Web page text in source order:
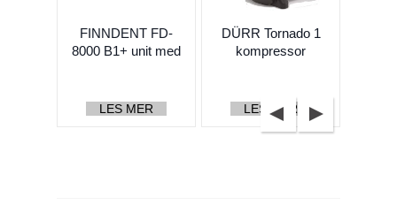
Innredning
FINNDENT FD-
8000 B1+ unit med
LES MER
DÜRR Tornado 1
kompressor
LES MER